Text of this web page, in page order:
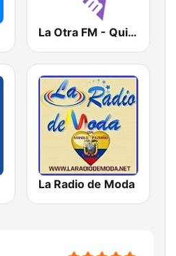
La Otra FM - Quito
La Radio de Moda